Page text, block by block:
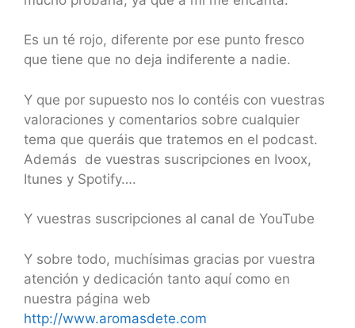
Es un té rojo, diferente por ese punto fresco
que tiene que no deja indiferente a nadie.
Y que por supuesto nos lo contéis con vuestras
valoraciones y comentarios sobre cualquier
tema que queráis que tratemos en el podcast.
Además de vuestras suscripciones en Ivoox,
Itunes y Spotify….
Y vuestras suscripciones al canal de YouTube
Y sobre todo, muchísimas gracias por vuestra
atención y dedicación tanto aquí como en
nuestra página web
http://www.aromasdete.com